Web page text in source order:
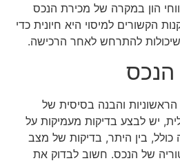
הון במקרה של מכירת הנכס
הקשורים למיסוי היא חיונית כדי
להתרחש לאחר הרכישה.
הנכס
והבנה בסיסית של
יש לבצע בדיקות מעמיקות על
בין היתר, בדיקות של מצב
של הנכס. חשוב לבדוק את